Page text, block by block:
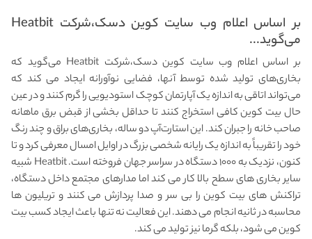
بر اساس اعلام وب سایت کوین دسک،شرکت Heatbit
می‌گوید...
بر اساس اعلام وب سایت کوین دسک،شرکت Heatbit می‌گوید که
بخاری‌های تولید شده توسط آنها، فضایی نوآورانه‌ ایجاد می کند که
می‌تواند اتاقی به اندازه یک آپارتمان کوچک استودیویی را گرم کنند و در عین
حال بیت کوین کافی استخراج کنند تا حداقل بخشی از قبض برق ماهانه
صاحب خانه را جبران کند. این استارت‌آپ دو ساله، بخاری‌های براق و چند رنگ
خود را تقریباً به اندازه یک رایانه شخصی بزرگ در اوایل امسال معرفی کرد و تا
کنون، نزدیک به ۱۰۰۰ دستگاه در سراسر جهان فروخته است. Heatbit شبیه
سایر بخاری های سطح بالا کار می کند اما مدارهای مجتمع داخل دستگاه،
تراکنش های بیت کوین را بی سر و صدا پردازش می کنند و تریلیون ها
محاسبه در ثانیه انجام می دهند. این فعالیت نه تنها باعث ایجاد کسب بیت
کوین می شود، بلکه گرما نیز تولید می کند.